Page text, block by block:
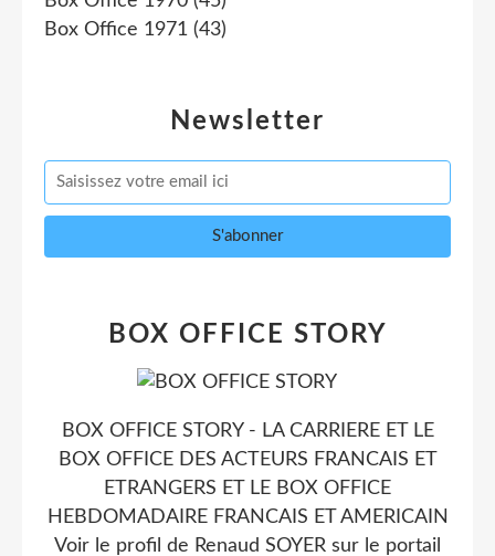
Newsletter
Box Office 1971 (43)
BOX OFFICE STORY
BOX OFFICE STORY - LA CARRIERE ET LE
BOX OFFICE DES ACTEURS FRANCAIS ET
ETRANGERS ET LE BOX OFFICE
HEBDOMADAIRE FRANCAIS ET AMERICAIN
Voir le profil de Renaud SOYER sur le portail